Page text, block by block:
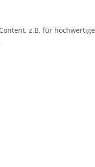
z.B. für hochwertige